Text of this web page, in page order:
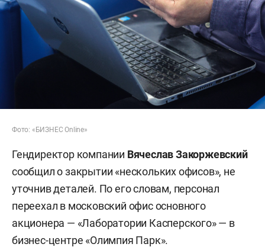
Фото: «БИЗНЕС Online»
Гендиректор компании Вячеслав Закоржевский
сообщил о закрытии «нескольких офисов», не
уточнив деталей. По его словам, персонал
переехал в московский офис основного
акционера — «Лаборатории Касперского» — в
бизнес-центре «Олимпия Парк».